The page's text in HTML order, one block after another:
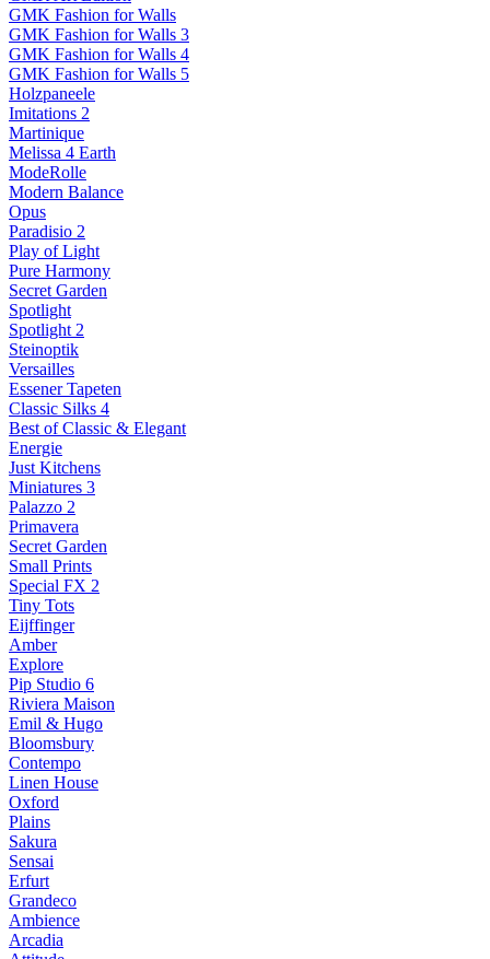
GMK Fashion for Walls
GMK Fashion for Walls 3
GMK Fashion for Walls 4
GMK Fashion for Walls 5
Holzpaneele
Imitations 2
Martinique
Melissa 4 Earth
ModeRolle
Modern Balance
Opus
Paradisio 2
Play of Light
Pure Harmony
Secret Garden
Spotlight
Spotlight 2
Steinoptik
Versailles
Essener Tapeten
Classic Silks 4
Best of Classic & Elegant
Energie
Just Kitchens
Miniatures 3
Palazzo 2
Primavera
Secret Garden
Small Prints
Special FX 2
Tiny Tots
Eijffinger
Amber
Explore
Pip Studio 6
Riviera Maison
Emil & Hugo
Bloomsbury
Contempo
Linen House
Oxford
Plains
Sakura
Sensai
Erfurt
Grandeco
Ambience
Arcadia